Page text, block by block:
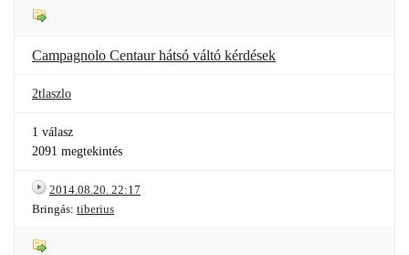
Campagnolo Centaur hátsó váltó kérdések
2tlaszlo
1 válasz
2091 megtekintés
2014.08.20. 22:17
Bringás: tiberius